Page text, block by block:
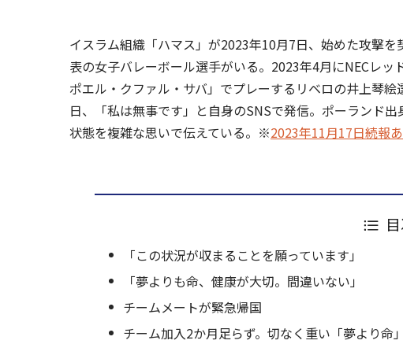
イスラム組織「ハマス」が2023年10月7日、始めた攻撃
表の女子バレーボール選手がいる。2023年4月にNECレ
ポエル・クファル・サバ」でプレーするリベロの井上琴
日、「私は無事です」と自身のSNSで発信。ポーランド
状態を複雑な思いで伝えている。※2023年11月17日続報
「この状況が収まることを願っています」
「夢よりも命、健康が大切。間違いない」
チームメートが緊急帰国
チーム加入2か月足らず。切なく重い「夢より命」